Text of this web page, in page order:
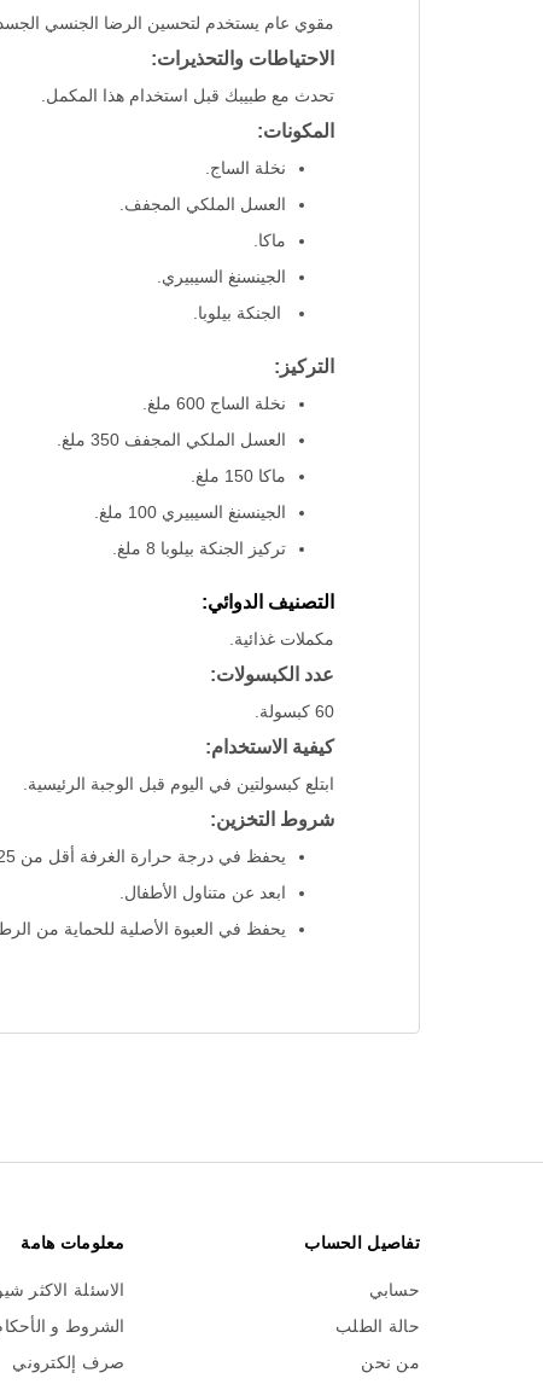
مقوي عام يستخدم لتحسين الرضا الجنسي
الاحتياطات والتحذيرات:
تحدث مع طبيبك قبل استخدام هذا المكمل.
المكونات:
نخلة الساج.
العسل الملكي المجفف.
ماكا.
الجينسنغ السيبيري.
الجنكة بيلوبا.
التركيز:
نخلة الساج 600 ملغ.
العسل الملكي المجفف 350 ملغ.
ماكا 150 ملغ.
الجينسنغ السيبيري 100 ملغ.
تركيز الجنكة بيلوبا 8 ملغ.
التصنيف الدوائي:
مكملات غذائية.
عدد الكبسولات:
60 كبسولة.
كيفية الاستخدام:
ابتلع كبسولتين في اليوم قبل الوجبة الرئيسية.
شروط التخزين:
يحفظ في درجة حرارة الغرفة أقل من 25 درجة مئوية.
ابعد عن متناول الأطفال.
يحفظ في العبوة الأصلية للحماية من
تفاصيل الحساب
حسابي
حالة الطلب
من نحن
معلومات هامة
الاسئلة الاكثر
الشروط و
صرف إلكتروني